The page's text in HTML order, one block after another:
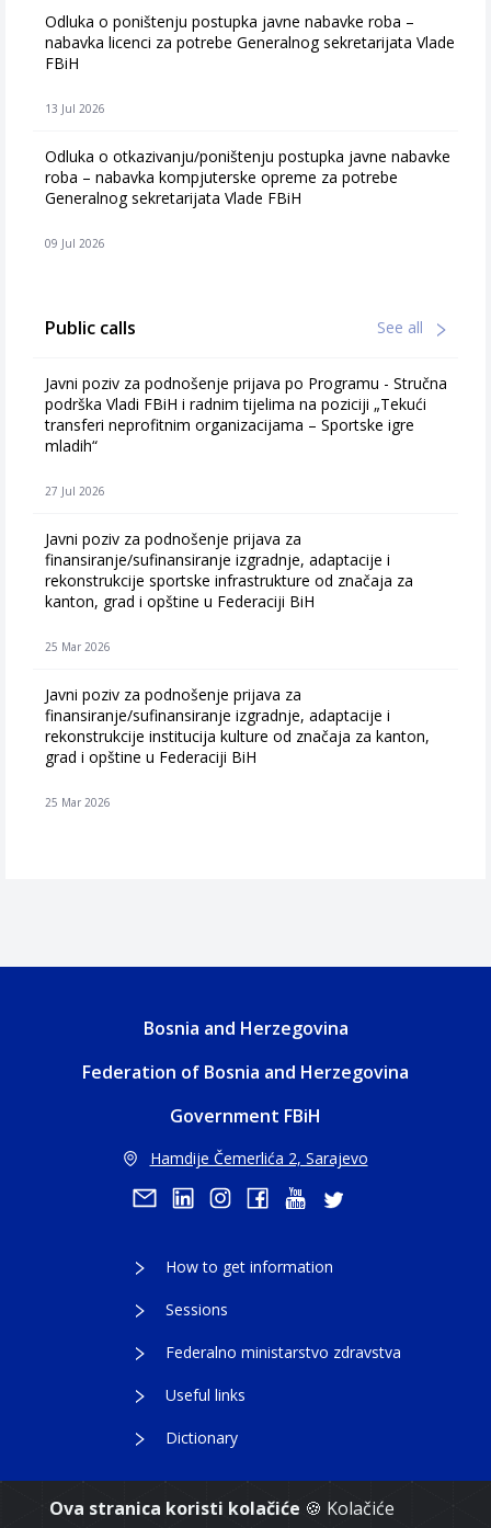
Ova stranica koristi kolačiće 🍪 Kolačiće
Odluka o poništenju postupka javne nabavke roba –
nabavka licenci za potrebe Generalnog sekretarijata Vlade
FBiH
13 Jul 2026
Odluka o otkazivanju/poništenju postupka javne nabavke
roba – nabavka kompjuterske opreme za potrebe
Generalnog sekretarijata Vlade FBiH
09 Jul 2026
Public calls See all
Javni poziv za podnošenje prijava po Programu - Stručna
podrška Vladi FBiH i radnim tijelima na poziciji „Tekući
transferi neprofitnim organizacijama – Sportske igre
mladih“
27 Jul 2026
Javni poziv za podnošenje prijava za
finansiranje/sufinansiranje izgradnje, adaptacije i
rekonstrukcije sportske infrastrukture od značaja za
kanton, grad i opštine u Federaciji BiH
25 Mar 2026
Javni poziv za podnošenje prijava za
finansiranje/sufinansiranje izgradnje, adaptacije i
rekonstrukcije institucija kulture od značaja za kanton,
grad i opštine u Federaciji BiH
25 Mar 2026
Bosnia and Herzegovina
Federation of Bosnia and Herzegovina
Government FBiH
Hamdije Čemerlića 2, Sarajevo
How to get information
Sessions
Federalno ministarstvo zdravstva
Useful links
Dictionary